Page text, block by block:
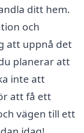
ditt hem.
och
att uppnå det
planerar att
inte att
att få ett
vägen till ett